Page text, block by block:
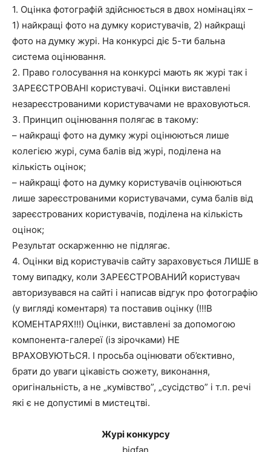
1. Оцінка фотографій здійснюється в двох номінаціях –
1) найкращі фото на думку користувачів, 2) найкращі
фото на думку журі. На конкурсі діє 5-ти бальна
система оцінювання.
2. Право голосування на конкурсі мають як журі так і
ЗАРЕЄСТРОВАНІ користувачі. Оцінки виставлені
незареєстрованими користувачами не враховуються.
3. Принцип оцінювання полягає в такому:
– найкращі фото на думку журі оцінюються лише
колегією журі, сума балів від журі, поділена на
кількість оцінок;
– найкращі фото на думку користувачів оцінюються
лише зареєстрованими користувачами, сума балів від
зареєстрованих користувачів, поділена на кількість
оцінок;
Результат оскарженню не підлягає.
4. Оцінки від користувачів сайту зараховується ЛИШЕ в
тому випадку, коли ЗАРЕЄСТРОВАНИЙ користувач
авторизувався на сайті і написав відгук про фотографію
(у вигляді коментаря) та поставив оцінку (!!!В
КОМЕНТАРЯХ!!!) Оцінки, виставлені за допомогою
компонента-галереї (із зірочками) НЕ
ВРАХОВУЮТЬСЯ. І просьба оцінювати об’єктивно,
брати до уваги цікавість сюжету, виконання,
оригінальність, а не „кумівство”, „сусідство” і т.п. речі
які є не допустимі в мистецтві.
Журі конкурсу